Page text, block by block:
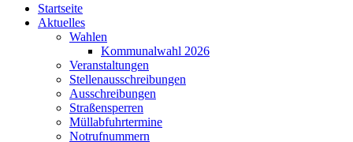
Startseite
Aktuelles
Wahlen
Kommunalwahl 2026
Veranstaltungen
Stellenausschreibungen
Ausschreibungen
Straßensperren
Müllabfuhrtermine
Notrufnummern